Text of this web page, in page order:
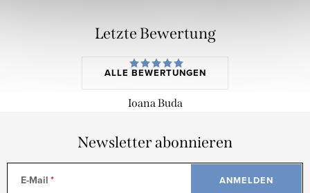
Letzte Bewertung
ALLE BEWERTUNGEN
Ioana Buda
Newsletter abonnieren
E-Mail ANMELDEN